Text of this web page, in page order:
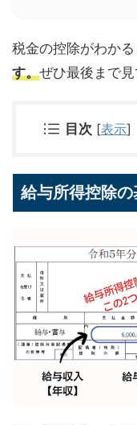
税金の控除がわかる
す。ぜひ最後まで見
目次 [表示]
給与所得控除の